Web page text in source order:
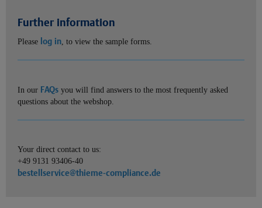
Further information
Please log in, to view the sample forms.
In our FAQs you will find answers to the most frequently asked
questions about the webshop.
Your direct contact to us:
+49 9131 93406-40
bestellservice@thieme-compliance.de